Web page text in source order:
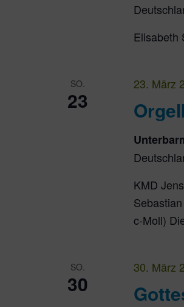
Elisabeth
SO.
23
23. März
KMD
c-Moll)
SO.
30
30. März